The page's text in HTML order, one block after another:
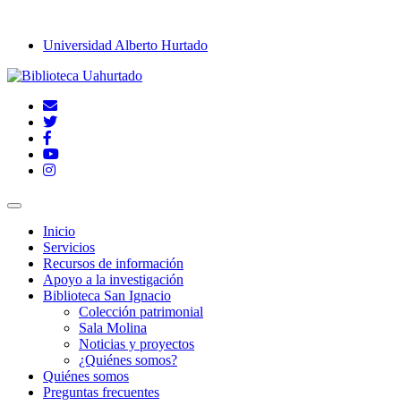
Universidad Alberto Hurtado
Inicio
Servicios
Recursos de información
Apoyo a la investigación
Biblioteca San Ignacio
Colección patrimonial
Sala Molina
Noticias y proyectos
¿Quiénes somos?
Quiénes somos
Preguntas frecuentes